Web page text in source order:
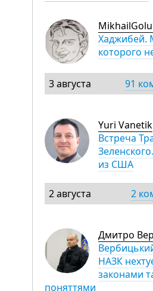
Хаджибей.
которого
3 августа 91
Yuri Vanetik
Встреча
из США
2 августа 2
Дмитро
НАЗК
законами
поняттями